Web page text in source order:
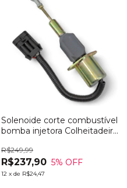
Solenoide corte combustível
bomba injetora Colheitadeira
R$237,90
R$249,99
5% OFF
12 x de R$24,47